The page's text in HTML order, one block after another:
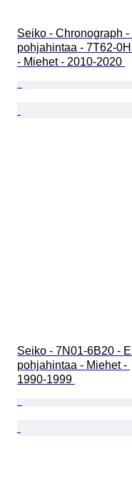
Seiko - Chronograph -
pohjahintaa - 7T62-
- Miehet - 2010-2020
Seiko - 7N01-6B20 -
pohjahintaa - Miehet -
1990-1999